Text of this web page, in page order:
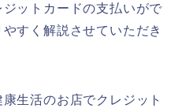
ットカードの支払いがで
すく解説させていただき
生活のお店でクレジット